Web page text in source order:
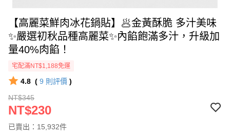
【高麗菜鮮肉冰花鍋貼】🥟金黃酥脆 多汁美味
✨嚴選初秋品種高麗菜✨內餡飽滿多汁，升級加
量40%肉餡！
宅配滿NT$1,188免運
4.8 ( 9 則評價 )
NT$345
NT$230
已賣出：15,932件